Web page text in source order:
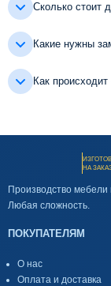
Сколько стоит
Какие нужны
Как
НА
Производство
Любая сложность.
ПОКУПАТЕЛЯМ
О нас
Оплата и доставка